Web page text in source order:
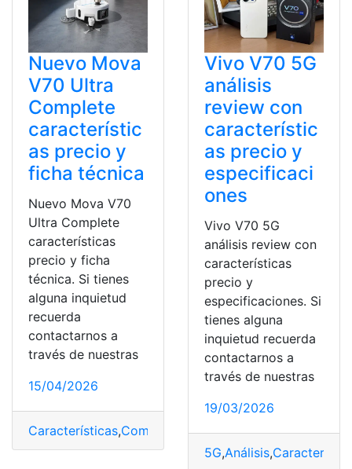
Nuevo Mova
V70 Ultra
Complete
característic
as precio y
ficha técnica
Nuevo Mova V70
Ultra Complete
características
precio y ficha
técnica. Si tienes
alguna inquietud
recuerda
contactarnos a
través de nuestras
15/04/2026
Características,Complete Ficha,Mova,Nuevo,Precio,
Vivo V70 5G
análisis
review con
característic
as precio y
especificaci
ones
Vivo V70 5G
análisis review con
características
precio y
especificaciones. Si
tienes alguna
inquietud recuerda
contactarnos a
través de nuestras
19/03/2026
5G,Análisis,